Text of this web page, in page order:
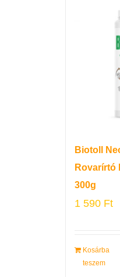
Biotoll
Rovarírtó
300g
1 590 Ft
Kosárba
teszem